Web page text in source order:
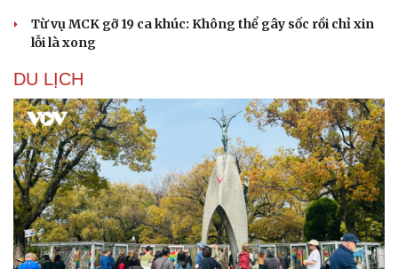
Từ vụ MCK gỡ 19 ca khúc: Không thể gây sốc rồi chỉ xin
lỗi là xong
DU LỊCH